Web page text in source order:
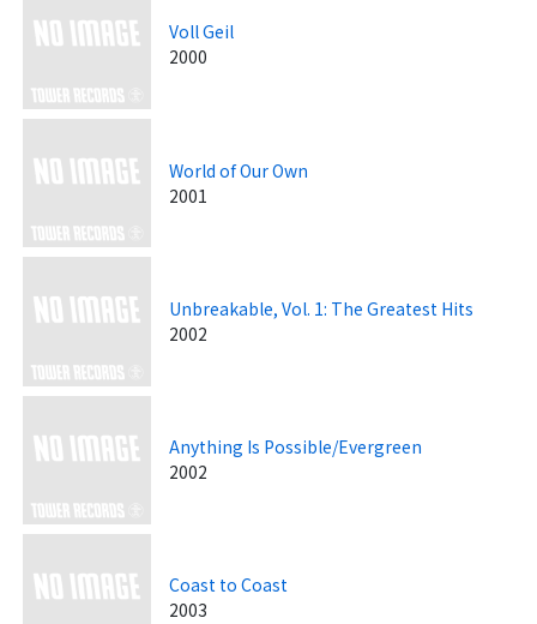
Voll Geil
2000
World of Our Own
2001
Unbreakable, Vol. 1: The Greatest Hits
2002
Anything Is Possible/Evergreen
2002
Coast to Coast
2003